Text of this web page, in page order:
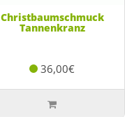
Christbaumschmuck
Tannenkranz
36,00€